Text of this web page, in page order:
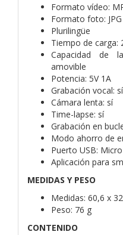
Formato vídeo:
Formato foto: JPG
Plurilingüe
Tiempo de carga:
Capacidad de
amovible
Potencia: 5V 1A
Grabación vocal: sí
Cámara lenta: sí
Time-lapse: sí
Grabación en
Modo ahorro de
Puerto USB:
Aplicación para
MEDIDAS Y PESO
Medidas: 60,6 x
Peso: 76 g
CONTENIDO